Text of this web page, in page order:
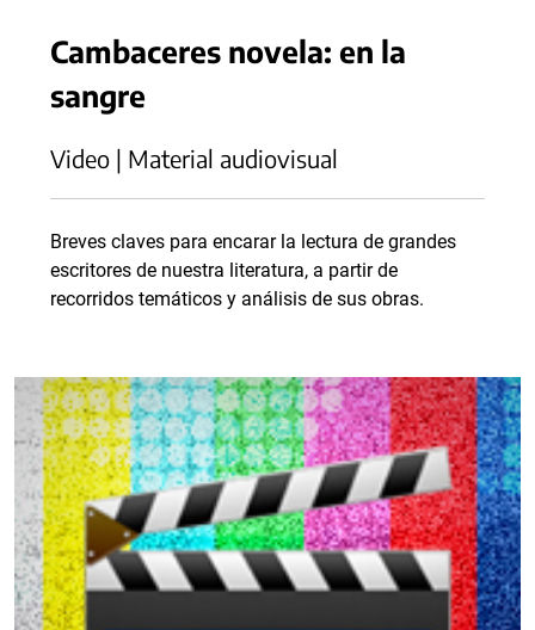
Cambaceres novela: en la
sangre
Video | Material audiovisual
Breves claves para encarar la lectura de grandes
escritores de nuestra literatura, a partir de
recorridos temáticos y análisis de sus obras.